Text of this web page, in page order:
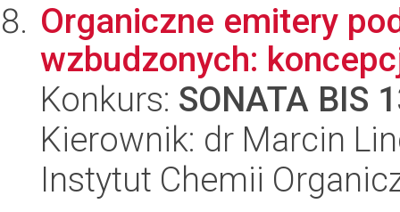
Organiczne emitery
wzbudzonych:
Konkurs: SONATA BIS
Kierownik: dr Marcin
Instytut Chemii